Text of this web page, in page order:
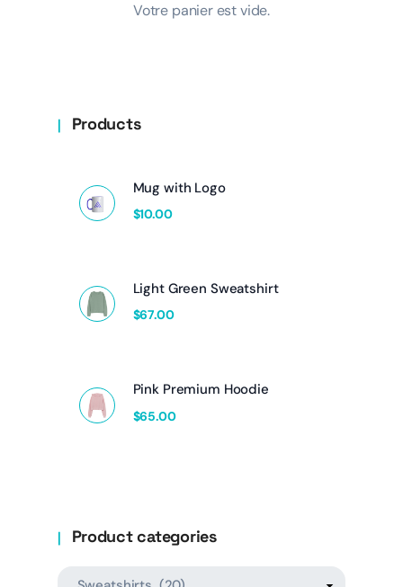
Votre panier est vide.
Products
Mug with Logo
$10.00
Light Green Sweatshirt
$67.00
Pink Premium Hoodie
$65.00
Product categories